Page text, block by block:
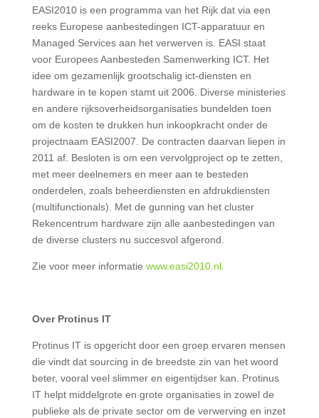
EASI2010 is een programma van het Rijk dat via een
reeks Europese aanbestedingen ICT-apparatuur en
Managed Services aan het verwerven is. EASI staat
voor Europees Aanbesteden Samenwerking ICT. Het
idee om gezamenlijk grootschalig ict-diensten en
hardware in te kopen stamt uit 2006. Diverse ministeries
en andere rijksoverheidsorganisaties bundelden toen
om de kosten te drukken hun inkoopkracht onder de
projectnaam EASI2007. De contracten daarvan liepen in
2011 af. Besloten is om een vervolgproject op te zetten,
met meer deelnemers en meer aan te besteden
onderdelen, zoals beheerdiensten en afdrukdiensten
(multifunctionals). Met de gunning van het cluster
Rekencentrum hardware zijn alle aanbestedingen van
de diverse clusters nu succesvol afgerond.
Zie voor meer informatie www.easi2010.nl.
Over Protinus IT
Protinus IT is opgericht door een groep ervaren mensen
die vindt dat sourcing in de breedste zin van het woord
beter, vooral veel slimmer en eigentijdser kan. Protinus
IT helpt middelgrote en grote organisaties in zowel de
publieke als de private sector om de verwerving en inzet